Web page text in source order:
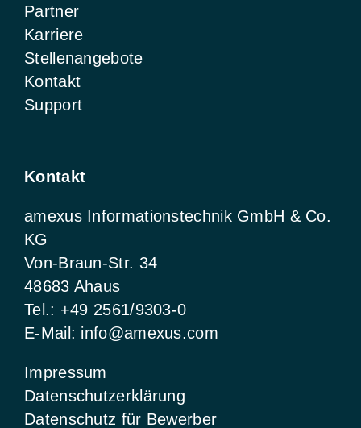
Partner
Karriere
Stellenangebote
Kontakt
Support
Kontakt
amexus Informationstechnik GmbH & Co.
KG
Von-Braun-Str. 34
48683 Ahaus
Tel.: +49 2561/9303-0
E-Mail: info@amexus.com
Impressum
Datenschutzerklärung
Datenschutz für Bewerber